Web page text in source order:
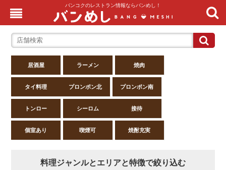
バンコクのレストラン情報ならバンめし！
居酒屋 ラーメン 焼肉
タイ料理 プロンポン北 プロンポン南
トンロー シーロム 接待
個室あり 喫煙可 焼酎充実
料理ジャンルとエリアと特徴で絞り込む